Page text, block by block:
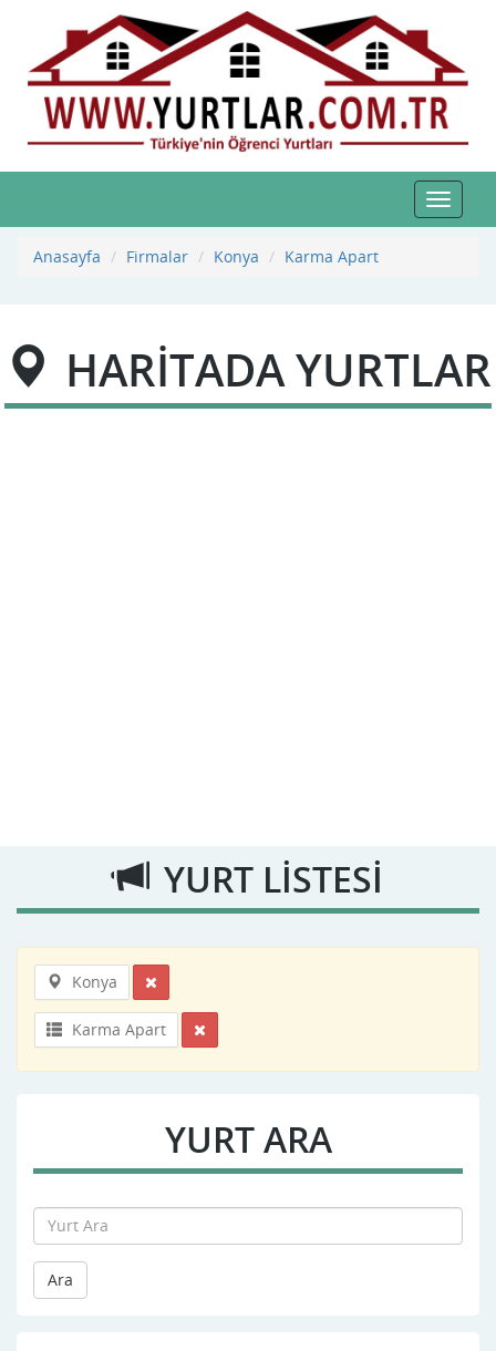
Toggle
Anasayfa
Firmalar Konya Karma Apart
HARİTADA YURTLAR
YURT LİSTESİ
Konya
Karma Apart
YURT ARA
Ara